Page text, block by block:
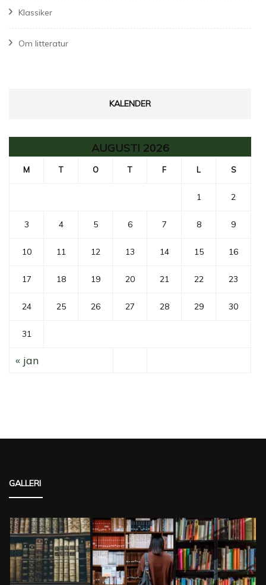
Klassiker
Om litteratur
KALENDER
AUGUSTI 2026
M T O T F L S
1 2
3 4 5 6 7 8 9
10 11 12 13 14 15 16
17 18 19 20 21 22 23
24 25 26 27 28 29 30
31
« jan
GALLERI